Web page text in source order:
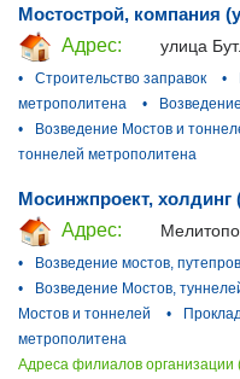
Мостострой, компания
Адрес:
улица
•
Строительство заправок •
метрополитена
•
•
Возведение Мостов и
тоннелей метрополитена
Мосинжпроект,
Адрес:
•
Возведение мостов,
•
Возведение Мостов,
Мостов и тоннелей
•
метрополитена
Адреса филиалов организации